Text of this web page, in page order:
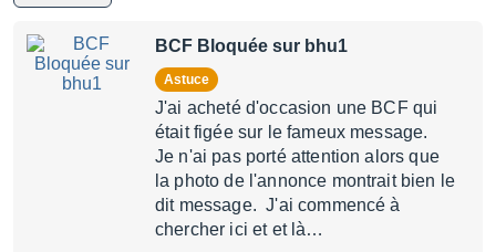
BCF Bloquée sur bhu1
Astuce
J'ai acheté d'occasion une BCF qui
était figée sur le fameux message.
Je n'ai pas porté attention alors que
la photo de l'annonce montrait bien le
dit message. J'ai commencé à
chercher ici et et là…